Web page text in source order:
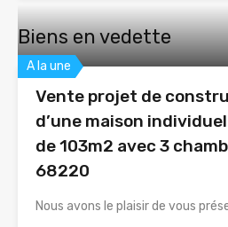
Biens en vedette
A la une
Vente projet de
d’une maison
de 103m2 avec 3
68220
Nous avons le plaisir de vous